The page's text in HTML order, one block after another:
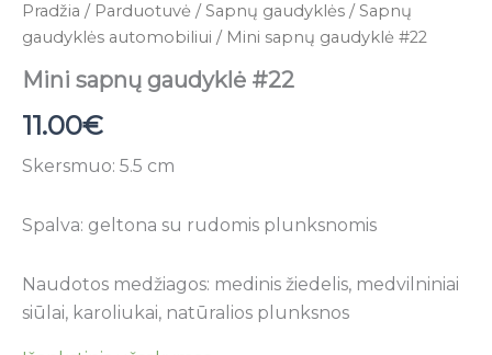
Pradžia / Parduotuvė / Sapnų gaudyklės / Sapnų
gaudyklės automobiliui / Mini sapnų gaudyklė #22
Mini sapnų gaudyklė #22
11.00€
Skersmuo: 5.5 cm
Spalva: geltona su rudomis plunksnomis
Naudotos medžiagos: medinis žiedelis, medvilniniai
siūlai, karoliukai, natūralios plunksnos